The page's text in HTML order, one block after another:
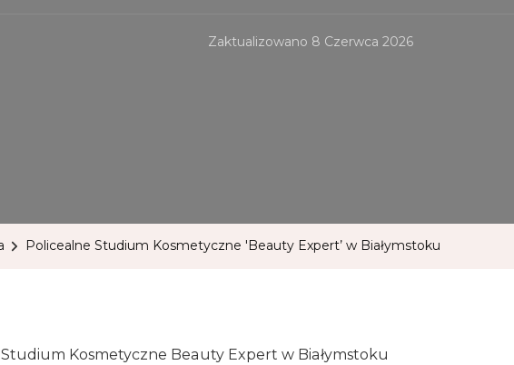
Zaktualizowano 8 Czerwca 2026
Policealne Studium Kosmetyczne 'Beauty Expert’ w Białymstoku
Kosmetyczne Beauty Expert w Białymstoku